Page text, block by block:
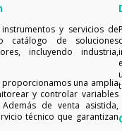
y servicios de
catálogo de soluciones
incluyendo industria,
proporcionamos una amplia
y controlar variables
de venta asistida,
técnico que garantizan